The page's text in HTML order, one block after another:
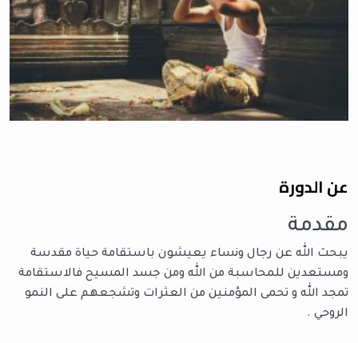
عن الدورة
مقدمة
يبحث الله عن رجال ونساء يعيشون باستقامة حياة مقدسة
ومستعدين للمحاسبة من الله ومن جسد المسيح فالاستقامة
تمجد الله و تحمى المؤمنين من العثرات وتشجعهم على النمو
الروحي .